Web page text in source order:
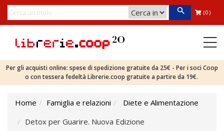
(0)
Per gli acquisti online: spese di spedizione gratuite da 25€ - Per i soci Coop
o con tessera fedeltà Librerie.coop gratuite a partire da 19€.
Home Famiglia e relazioni
Diete e Alimentazione
Detox per Guarire. Nuova Edizione